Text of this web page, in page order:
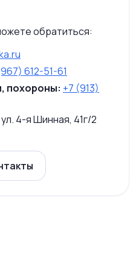
обратиться:
612-51-61
похороны: +7 (913)
4-я Шинная, 41г/2